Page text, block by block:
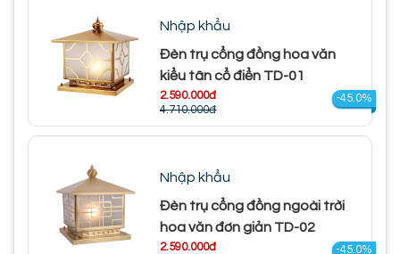
Nhập khẩu
Đèn trụ cổng đồng hoa văn
kiểu tân cổ điển TD-01
2.590.000đ
4.710.000đ
-45.0%
Nhập khẩu
Đèn trụ cổng đồng ngoài trời
hoa văn đơn giản TD-02
2.590.000đ
-45.0%